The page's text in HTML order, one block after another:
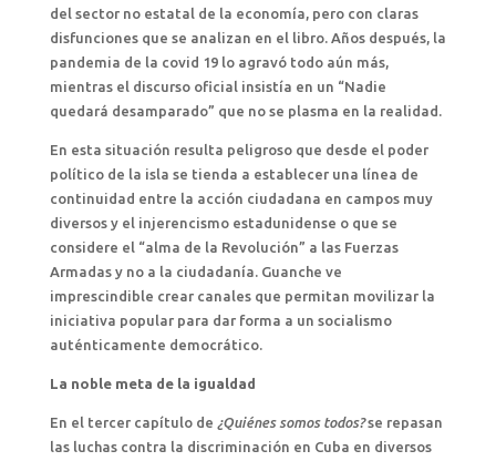
del sector no estatal de la economía, pero con claras
disfunciones que se analizan en el libro. Años después, la
pandemia de la covid 19 lo agravó todo aún más,
mientras el discurso oficial insistía en un “Nadie
quedará desamparado” que no se plasma en la realidad.
En esta situación resulta peligroso que desde el poder
político de la isla se tienda a establecer una línea de
continuidad entre la acción ciudadana en campos muy
diversos y el injerencismo estadunidense o que se
considere el “alma de la Revolución” a las Fuerzas
Armadas y no a la ciudadanía. Guanche ve
imprescindible crear canales que permitan movilizar la
iniciativa popular para dar forma a un socialismo
auténticamente democrático.
La noble meta de la igualdad
En el tercer capítulo de ¿Quiénes somos todos?se repasan
las luchas contra la discriminación en Cuba en diversos